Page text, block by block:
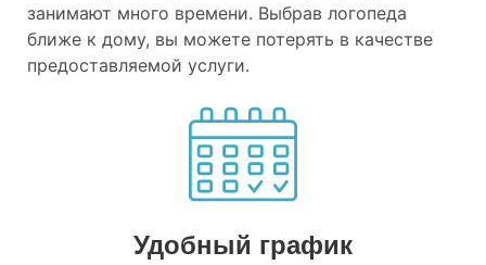
занимают много времени. Выбрав логопеда
ближе к дому, вы можете потерять в качестве
предоставляемой услуги.
Удобный график